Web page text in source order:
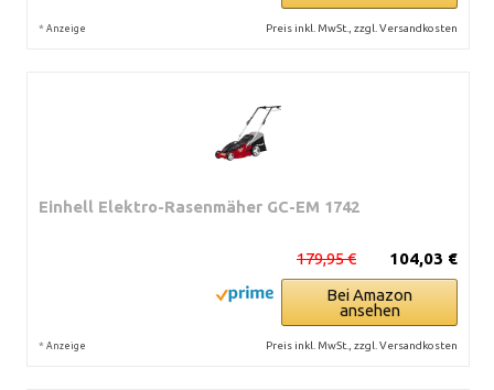
* Anzeige Preis inkl. MwSt., zzgl. Versandkosten
Einhell Elektro-Rasenmäher GC-EM 1742
104,03 €
179,95 €
Bei Amazon
ansehen
* Anzeige Preis inkl. MwSt., zzgl. Versandkosten